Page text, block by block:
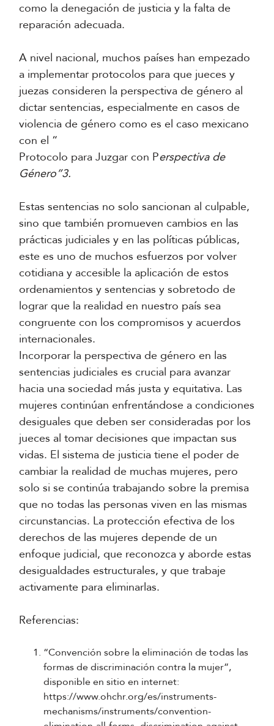
como la denegación de justicia y la falta de
reparación adecuada.
A nivel nacional, muchos países han empezado
a implementar protocolos para que jueces y
juezas consideren la perspectiva de género al
dictar sentencias, especialmente en casos de
violencia de género como es el caso mexicano
con el “
Protocolo para Juzgar con Perspectiva de
Género”3.
Estas sentencias no solo sancionan al culpable,
sino que también promueven cambios en las
prácticas judiciales y en las políticas públicas,
este es uno de muchos esfuerzos por volver
cotidiana y accesible la aplicación de estos
ordenamientos y sentencias y sobretodo de
lograr que la realidad en nuestro país sea
congruente con los compromisos y acuerdos
internacionales.
Incorporar la perspectiva de género en las
sentencias judiciales es crucial para avanzar
hacia una sociedad más justa y equitativa. Las
mujeres continúan enfrentándose a condiciones
desiguales que deben ser consideradas por los
jueces al tomar decisiones que impactan sus
vidas. El sistema de justicia tiene el poder de
cambiar la realidad de muchas mujeres, pero
solo si se continúa trabajando sobre la premisa
que no todas las personas viven en las mismas
circunstancias. La protección efectiva de los
derechos de las mujeres depende de un
enfoque judicial, que reconozca y aborde estas
desigualdades estructurales, y que trabaje
activamente para eliminarlas.
Referencias:
“Convención sobre la eliminación de todas las
formas de discriminación contra la mujer”,
disponible en sitio en internet:
https://www.ohchr.org/es/instruments-
mechanisms/instruments/convention-